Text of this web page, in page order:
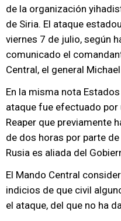
de la organización
de Siria. El ataque
viernes 7 de julio, según
comunicado el
Central, el general
En la misma nota
ataque fue efectuado por
Reaper que previamente
de dos horas por parte
Rusia es aliada del
El Mando Central
indicios de que civil
el ataque, del que no ha